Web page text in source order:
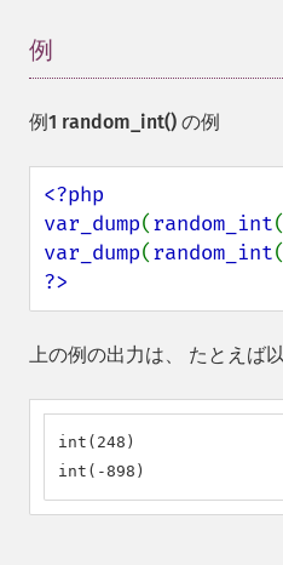
例
例1 random_int() の例
<?php
var_dump(random_int(
var_dump(random_int
?>
上の例の出力は、 たとえば
int(248)
int(-898)